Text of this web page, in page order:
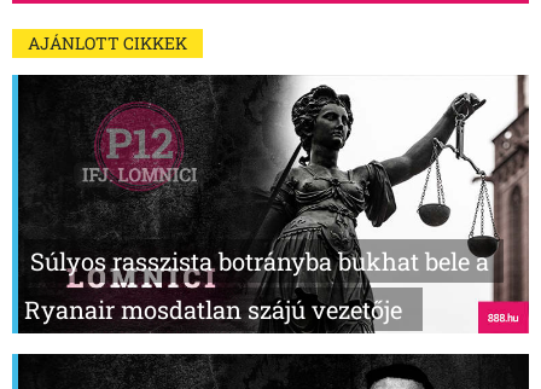
AJÁNLOTT CIKKEK
Súlyos rasszista botrányba bukhat bele a
Ryanair mosdatlan szájú vezetője